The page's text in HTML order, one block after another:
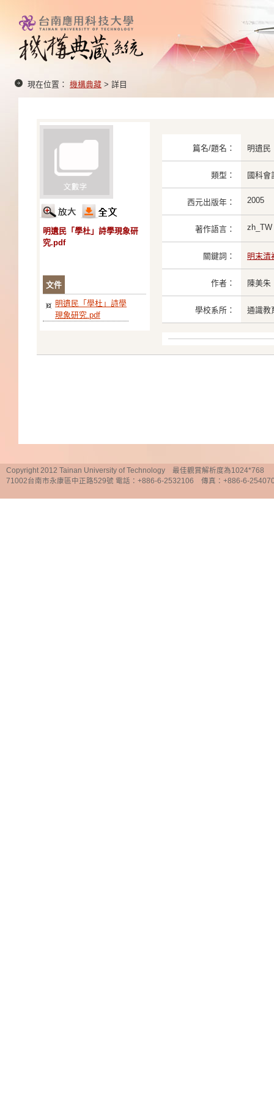
現在位置： 機構典藏 > 詳目
明遺民「學杜」詩學現象研
究.pdf
文件
明遺民「學杜」詩學
現象研究.pdf
篇名/題名： 明遺民
類型： 國科會
西元出版年： 2005
著作語言： zh_TW
關鍵詞： 明末清
作者： 陳美朱
學校系所： 通識教
Copyright 2012 Tainan University of Technology 最佳觀賞解析度為1024*768
71002台南市永康區中正路529號 電話：+886-6-2532106 傳真：+886-6-